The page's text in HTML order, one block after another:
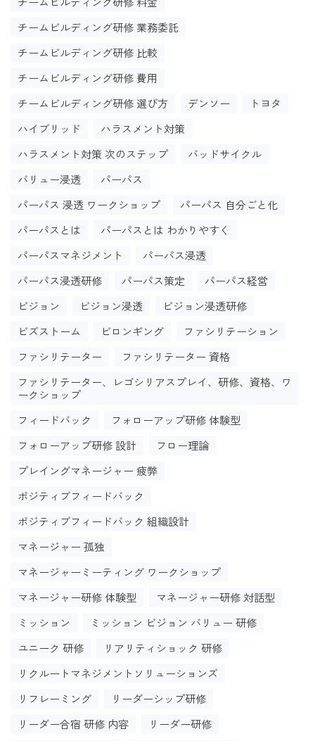
チームビルディング研修 業務委託
チームビルディング研修 比較
チームビルディング研修 費用
チームビルディング研修 選び方
デンソー
トヨタ
ハイブリッド
ハラスメント対策
ハラスメント対策 次のステップ
バッドサイクル
バリュー浸透
パーパス
パーパス 浸透 ワークショップ
パーパス 自分ごと化
パーパスとは
パーパスとは わかりやすく
パーパスマネジメント
パーパス浸透
パーパス浸透研修
パーパス策定
パーパス経営
ビジョン
ビジョン浸透
ビジョン浸透研修
ビズストーム
ビロンギング
ファシリテーション
ファシリテーター
ファシリテーター 資格
ファシリテーター、レゴシリアスプレイ、研修、資格、ワ
ークショップ
フィードバック
フォローアップ研修 体験型
フォローアップ研修 設計
フロー理論
プレイングマネージャー 疲弊
ポジティブフィードバック
ポジティブフィードバック 組織設計
マネージャー 孤独
マネージャーミーティング ワークショップ
マネージャー研修 体験型
マネージャー研修 対話型
ミッション
ミッション ビジョン バリュー 研修
ユニーク 研修
リアリティショック 研修
リクルートマネジメントソリューションズ
リフレーミング
リーダーシップ研修
リーダー合宿 研修 内容
リーダー研修